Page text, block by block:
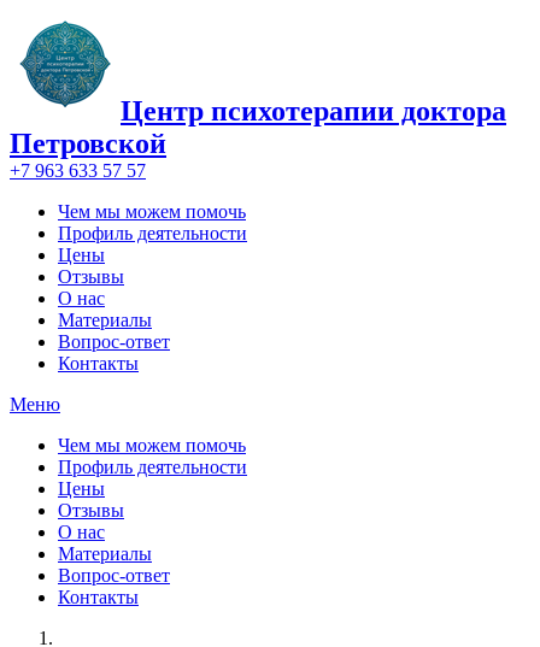
Центр психотерапии доктора
Петровской
+7 963 633 57 57
Чем мы можем помочь
Профиль деятельности
Цены
Отзывы
О нас
Материалы
Вопрос-ответ
Контакты
Меню
Чем мы можем помочь
Профиль деятельности
Цены
Отзывы
О нас
Материалы
Вопрос-ответ
Контакты